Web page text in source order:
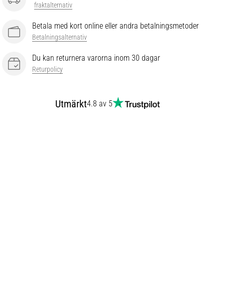
fraktalternativ
Betala med kort online eller andra betalningsmetoder
Betalningsalternativ
Du kan returnera varorna inom 30 dagar
Returpolicy
Utmärkt4.8 av 5